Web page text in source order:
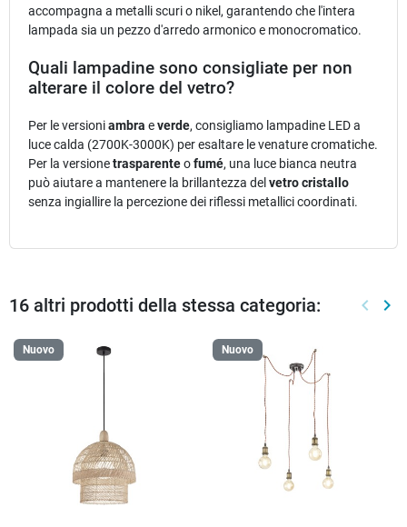
accompagna a metalli scuri o nikel, garantendo che l'intera
lampada sia un pezzo d'arredo armonico e monocromatico.
Quali lampadine sono consigliate per non
alterare il colore del vetro?
Per le versioniambra everde, consigliamo lampadine LED a
luce calda (2700K-3000K) per esaltare le venature cromatiche.
Per la versionetrasparenteofumé, una luce bianca neutra
può aiutare a mantenere la brillantezza del vetro cristallo
senza ingiallire la percezione dei riflessi metallici coordinati.
16 altri prodotti della stessa categoria: keyboard_arrow_left keyboard_arrow_right
Nuovo Nuovo